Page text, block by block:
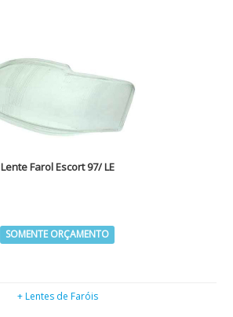
Lente Farol Escort 97/ LE
SOMENTE ORÇAMENTO
+ Lentes de Faróis